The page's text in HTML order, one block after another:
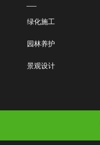
绿化施工
园林养护
景观设计